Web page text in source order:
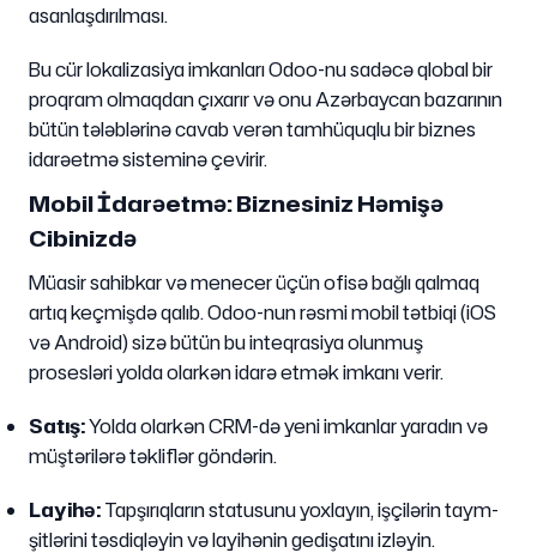
asanlaşdırılması.
Bu cür lokalizasiya imkanları Odoo-nu sadəcə qlobal bir
proqram olmaqdan çıxarır və onu Azərbaycan bazarının
bütün tələblərinə cavab verən tamhüquqlu bir biznes
idarəetmə sisteminə çevirir.
Mobil İdarəetmə: Biznesiniz Həmişə
Cibinizdə
Müasir sahibkar və menecer üçün ofisə bağlı qalmaq
artıq keçmişdə qalıb. Odoo-nun rəsmi mobil tətbiqi (iOS
və Android) sizə bütün bu inteqrasiya olunmuş
prosesləri yolda olarkən idarə etmək imkanı verir.
Satış:Yolda olarkən CRM-də yeni imkanlar yaradın və
müştərilərə təkliflər göndərin.
Layihə:Tapşırıqların statusunu yoxlayın, işçilərin taym-
şitlərini təsdiqləyin və layihənin gedişatını izləyin.